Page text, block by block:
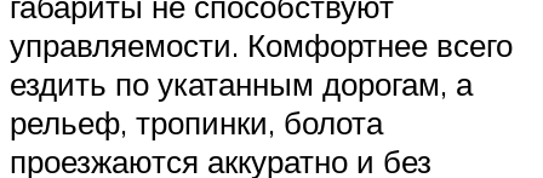
управляемости. Комфортнее всего
ездить по укатанным дорогам, а
рельеф, тропинки, болота
проезжаются аккуратно и без